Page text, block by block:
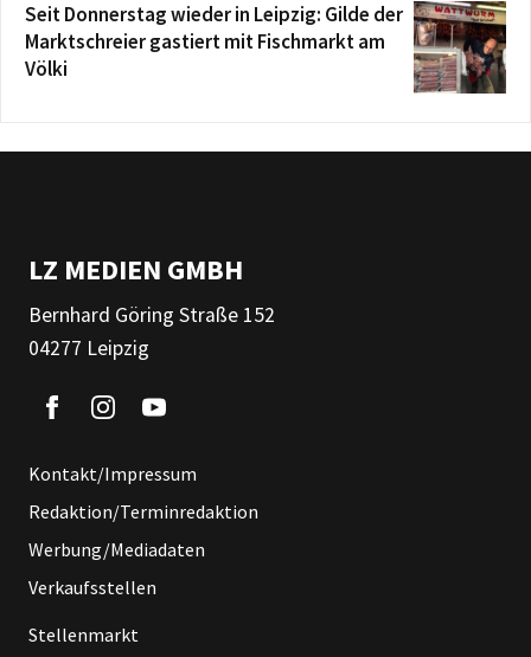
Seit Donnerstag wieder in Leipzig: Gilde der
Marktschreier gastiert mit Fischmarkt am
Völki
LZ MEDIEN GMBH
Bernhard Göring Straße 152
04277 Leipzig
Kontakt/Impressum
Redaktion/Terminredaktion
Werbung/Mediadaten
Verkaufsstellen
Stellenmarkt